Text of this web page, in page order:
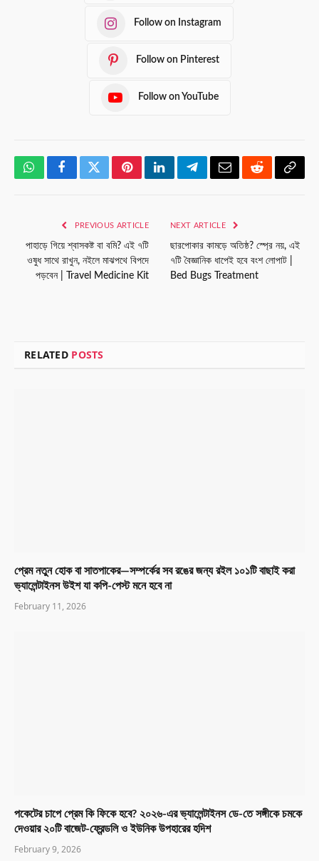
Follow on Instagram
Follow on Pinterest
Follow on YouTube
WhatsAppFacebookTwitterPinterestLinkedInTelegramEmailRedditCopy
PREVIOUS ARTICLE
পাহাড়ে গিয়ে শ্বাসকষ্ট বা বমি? এই ৭টি
ওষুধ সাথে রাখুন, নইলে মাঝপথে বিপদে
পড়বেন | Travel Medicine Kit
NEXT ARTICLE
ছারপোকার কামড়ে অতিষ্ঠ? স্প্রে নয়, এই
৭টি বৈজ্ঞানিক ধাপেই হবে বংশ লোপাট |
Bed Bugs Treatment
RELATED POSTS
প্রেম নতুন হোক বা সাতপাকের—সম্পর্কের সব রঙের জন্য রইল ১০১টি বাছাই করা
ভ্যালেন্টাইনস উইশ যা কপি-পেস্ট মনে হবে না
February 11, 2026
পকেটের চাপে প্রেম কি ফিকে হবে? ২০২৬-এর ভ্যালেন্টাইনস ডে-তে সঙ্গীকে চমকে
দেওয়ার ২০টি বাজেট-ফ্রেন্ডলি ও ইউনিক উপহারের হদিশ
February 9, 2026